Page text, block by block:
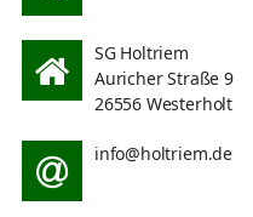
SG Holtriem
Auricher Straße 9
26556 Westerholt
info@holtriem.de